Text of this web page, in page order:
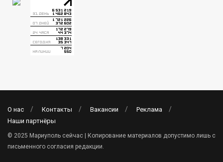
О нас Контакты Вакансии
Реклама
Наши партнёры
© 2025 Мариуполь сейчас | Копирование материалов допустимо лишь с
письменного согласия редакции.